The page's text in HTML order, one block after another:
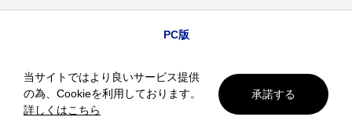
PC版
当サイトではより良いサービス提供
の為、Cookieを利用しております。
詳しくはこちら
承諾する